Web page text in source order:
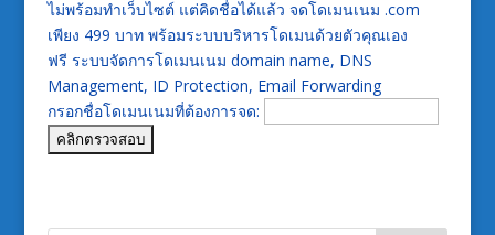
ไม่พร้อมทำเว็บไซต์ แต่คิดชื่อได้แล้ว จดโดเมนเนม .com
เพียง 499 บาท พร้อมระบบบริหารโดเมนด้วยตัวคุณเอง
ฟรี ระบบจัดการโดเมนเนม domain name, DNS
Management, ID Protection, Email Forwarding
กรอกชื่อโดเมนเนมที่ต้องการจด: